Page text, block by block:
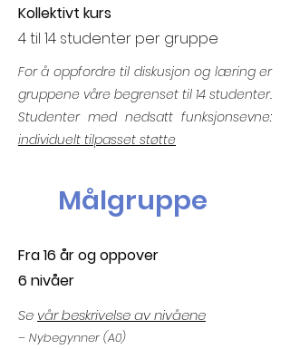
Kollektivt kurs
4 til 14 studenter per gruppe
For å oppfordre til diskusjon og læring er
gruppene våre begrenset til 14 studenter.
Studenter med nedsatt funksjonsevne:
individuelt tilpasset støtte
Målgruppe
Fra 16 år og oppover
6 nivåer
Se vår beskrivelse av nivåene
– Nybegynner (A0)